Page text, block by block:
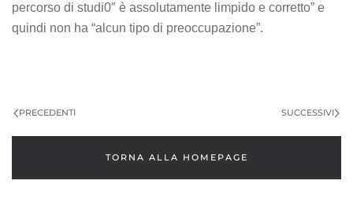
percorso di studi0″ è assolutamente limpido e corretto” e
quindi non ha “alcun tipo di preoccupazione”.
PRECEDENTI SUCCESSIVI
TORNA ALLA HOMEPAGE